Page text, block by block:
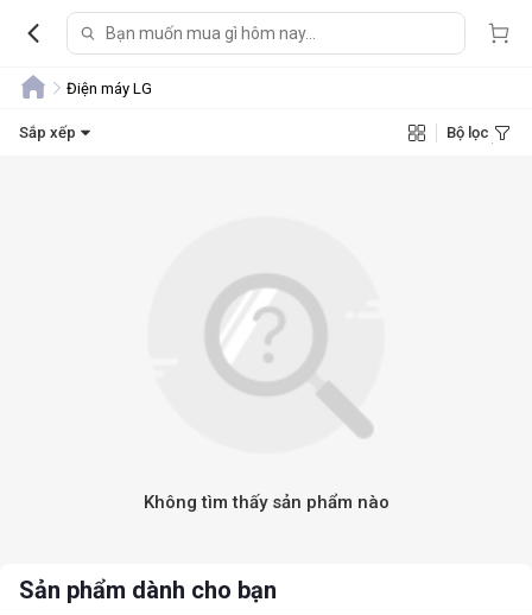
Điện máy LG
Sắp xếp Bộ lọc
Không tìm thấy sản phẩm nào
Sản phẩm dành cho bạn